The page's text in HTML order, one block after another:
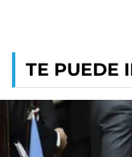
TE PUEDE